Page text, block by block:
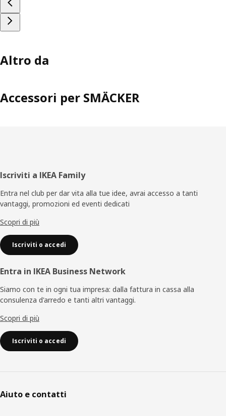
Altro da
Accessori per SMÄCKER
Piè
di
pagina
Iscriviti a IKEA Family
Entra nel club per dar vita alla tue idee, avrai accesso a tanti
vantaggi, promozioni ed eventi dedicati
Scopri di più
Iscriviti o accedi
Entra in IKEA Business Network
Siamo con te in ogni tua impresa: dalla fattura in cassa alla
consulenza d'arredo e tanti altri vantaggi.
Scopri di più
Iscriviti o accedi
Aiuto e contatti